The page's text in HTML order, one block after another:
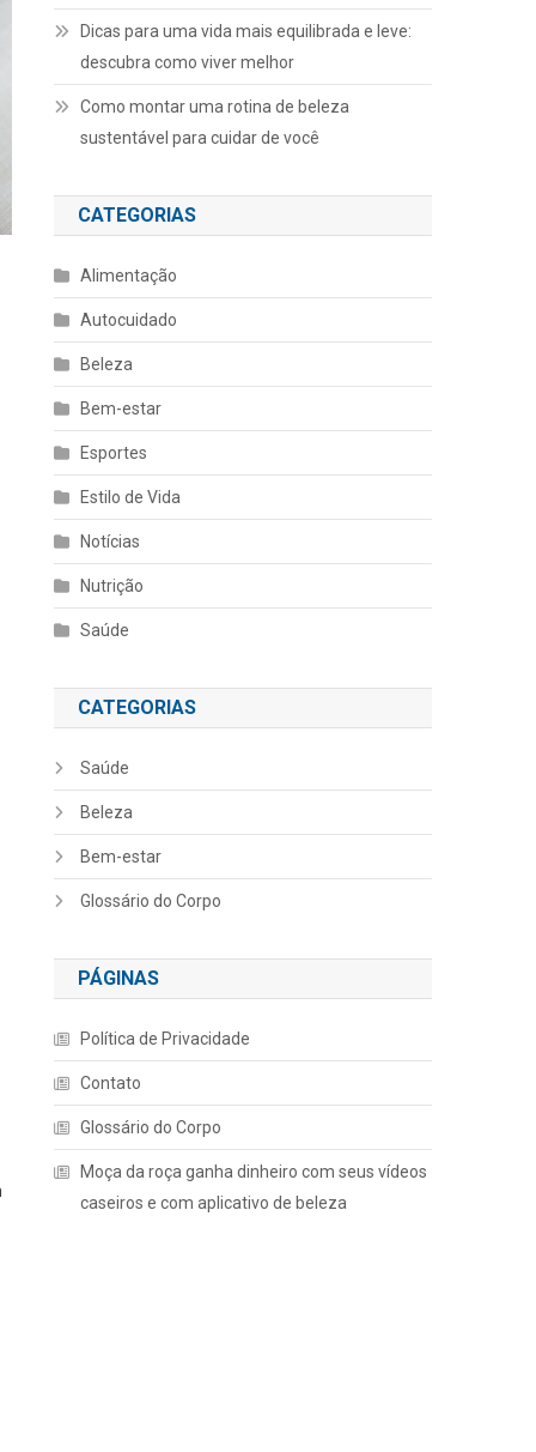
Dicas para uma vida mais equilibrada e leve:
descubra como viver melhor
Como montar uma rotina de beleza
sustentável para cuidar de você
CATEGORIAS
Alimentação
Autocuidado
Beleza
Bem-estar
Esportes
Estilo de Vida
Notícias
Nutrição
Saúde
CATEGORIAS
Saúde
Beleza
Bem-estar
Glossário do Corpo
PÁGINAS
Política de Privacidade
Contato
Glossário do Corpo
Moça da roça ganha dinheiro com seus vídeos
caseiros e com aplicativo de beleza